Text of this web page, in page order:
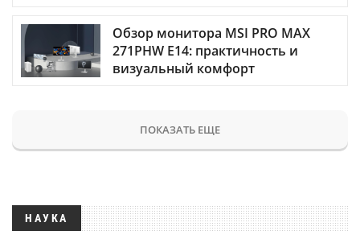
Обзор монитора MSI PRO MAX
271PHW E14: практичность и
визуальный комфорт
ПОКАЗАТЬ ЕЩЕ
НАУКА